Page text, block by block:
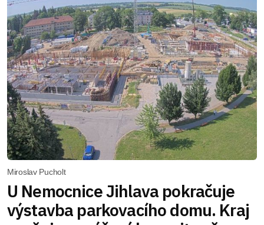
Miroslav Pucholt
U Nemocnice Jihlava pokračuje
výstavba parkovacího domu. Kraj